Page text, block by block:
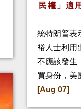
民權」適
統特朗普表
裕人士利用
不應該發生
買身份，美
[Aug 07]